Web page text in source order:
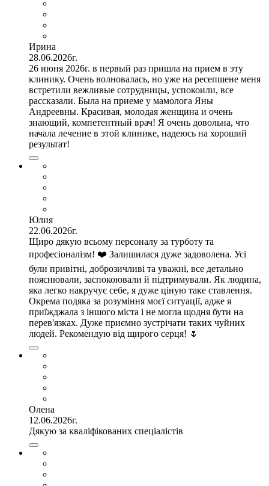
Ирина
28.06.2026г.
26 июня 2026г. в первый раз пришла на прием в эту
клинику. Очень волновалась, но уже на ресепшене меня
встретили вежливые сотрудницы, успокоили, все
рассказали. Была на приеме у мамолога Яны
Андреевны. Красивая, молодая женщина и очень
знающий, компетентный врач! Я очень довольна, что
начала лечение в этой клинике, надеюсь на хороший
результат!
Юлия
22.06.2026г.
Щиро дякую всьому персоналу за турботу та
професіоналізм! ❤️ Залишилася дуже задоволена. Усі
були привітні, доброзичливі та уважні, все детально
пояснювали, заспокоювали й підтримували. Як людина,
яка легко накручує себе, я дуже ціную таке ставлення.
Окрема подяка за розуміння моєї ситуації, адже я
приїжджала з іншого міста і не могла щодня бути на
перев'язках. Дуже приємно зустрічати таких чуйних
людей. Рекомендую від щирого серця! 🌷
Олена
12.06.2026г.
Дякую за кваліфікованих спеціалістів